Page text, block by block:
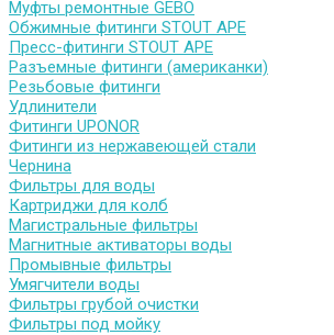
Муфты ремонтные GEBO
Обжимные фитинги STOUT APE
Пресс-фитинги STOUT APE
Разъемные фитинги (американки)
Резьбовые фитинги
Удлинители
Фитинги UPONOR
Фитинги из нержавеющей стали
Чернина
Фильтры для воды
Картриджи для колб
Магистральные фильтры
Магнитные активаторы воды
Промывные фильтры
Умягчители воды
Фильтры грубой очистки
Фильтры под мойку